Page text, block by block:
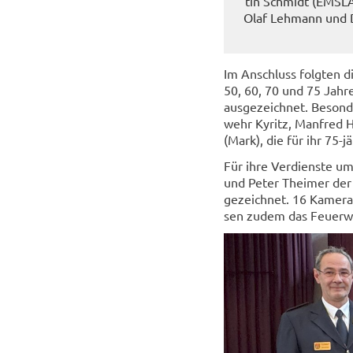
Olaf Leh­mann
Im An­schluss folg­ten
50, 60, 70 und 75
aus­ge­zeich­net.
wehr Ky­ritz, Man­fred
(Mark), die für ihr 75-​
Für ihre Ver­diens­te
und Peter Thei­mer
ge­zeich­net. 16
sen zudem das